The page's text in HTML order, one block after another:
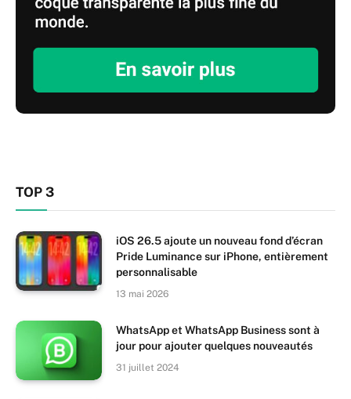
TOP 3
iOS 26.5 ajoute un nouveau fond d’écran
Pride Luminance sur iPhone, entièrement
personnalisable
13 mai 2026
WhatsApp et WhatsApp Business sont à
jour pour ajouter quelques nouveautés
31 juillet 2024